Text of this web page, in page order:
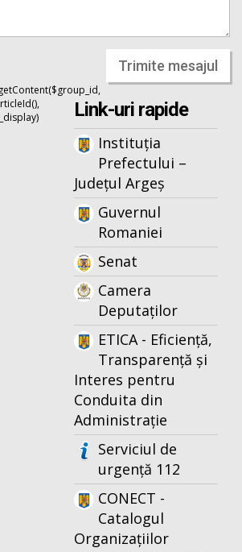
Trimite mesajul
Link-uri rapide
Instituția
Prefectului –
Județul Argeș
Guvernul
Romaniei
Senat
Camera
Deputaților
ETICA - Eficiență,
Transparență și
Interes pentru
Conduita din
Administrație
Serviciul de
urgență 112
CONECT -
Catalogul
Organizațiilor